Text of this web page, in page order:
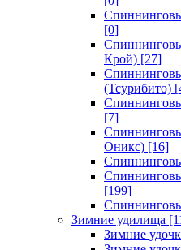
[0]
Крой) [27]
(Тсурибито)
[7]
Оникс) [16]
[199]
Зимние удилища
Зимние